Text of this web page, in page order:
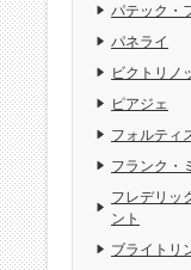
パテック・
パネライ
ビクトリノ
ピアジェ
フォルティ
フランク・
フレデリッ
ント
ブライトリ